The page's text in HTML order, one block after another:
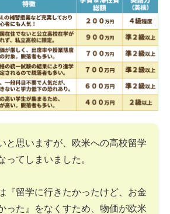
と思いますが、欧米への高校留学
ってしまいました。
『留学に行きたかったけど、お金
った』をなくすため、物価が欧米